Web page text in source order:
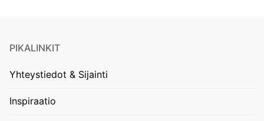
PIKALINKIT
Yhteystiedot & Sijainti
Inspiraatio